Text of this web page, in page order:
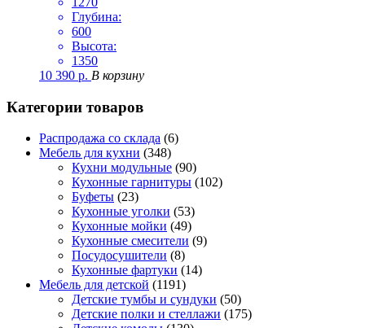
Глубина:
600
Высота:
1350
10 390 р. В корзину
Категории товаров
Распродажа со склада (6)
Мебель для кухни (348)
Кухни модульные (90)
Кухонные гарнитуры (102)
Буфеты (23)
Кухонные уголки (53)
Кухонные мойки (49)
Кухонные смесители (9)
Посудосушители (8)
Кухонные фартуки (14)
Мебель для детской (1191)
Детские тумбы и сундуки (50)
Детские полки и стеллажи (175)